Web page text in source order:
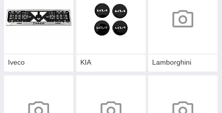
Iveco KIA Lamborghini